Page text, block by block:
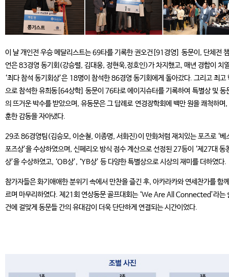
이 날 개인전 우승 메달리스트는 69타를 기록한 권오건[91경영] 동문이, 단체전
언은 83경영 동기회(강승렬, 김대웅, 정현욱,정호인)가 차지했고, 매년 경합이 치
‘최다 참석 동기회상’은 18명이 참석한 86경영 동기회에게 돌아갔다. 그리고 최고
으로 참석한 유희동[64상학] 동문이 76타로 에이지슈터를 기록하여 특별상 및 동
의 뜨거운 박수를 받았으며, 유동문은 그 답례로 연경장학회에 백만 원을 쾌척하며,
훈한 감동을 자아냈다.
29조 86경영팀(김승모, 이순철, 이종명, 서화진)이 만화처럼 재치있는 포즈로 ‘베
포즈상’을 수상하였으며, 신페리오 방식 점수 계산으로 선정된 27등이 ‘제27대 동
상’을 수상하였고, ‘OB상’, ‘YB상’ 등 다양한 특별상으로 시상의 재미를 더하였다.
참가자들은 화기애애한 분위기 속에서 만찬을 즐긴 후, 아카라카와 연세찬가를 함
르며 마무리하였다. 제21회 연상동문 골프대회는 ‘We Are All Connected’라는
건에 걸맞게 동문들 간의 유대감이 더욱 단단하게 연결되는 시간이었다.